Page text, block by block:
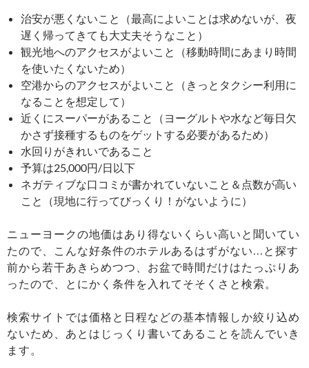
治安が悪くないこと（最高によいことは求めないが、夜
遅く帰ってきても大丈夫そうなこと）
観光地へのアクセスがよいこと（移動時間にあまり時間
を使いたくないため）
空港からのアクセスがよいこと（きっとタクシー利用に
なることを想定して）
近くにスーパーがあること（ヨーグルトや水など毎日欠
かさず接種するものをゲットする必要があるため）
水回りがきれいであること
予算は25,000円/日以下
ネガティブな口コミが書かれていないこと＆点数が高い
こと（現地に行ってびっくり！がないように）
ニューヨークの地価はあり得ないくらい高いと聞いてい
たので、こんな好条件のホテルあるはずがない…と探す
前から若干あきらめつつ、お盆で時間だけはたっぷりあ
ったので、とにかく条件を入れてそそくさと検索。
検索サイトでは価格と日程などの基本情報しか絞り込め
ないため、あとはじっくり書いてあることを読んでいき
ます。